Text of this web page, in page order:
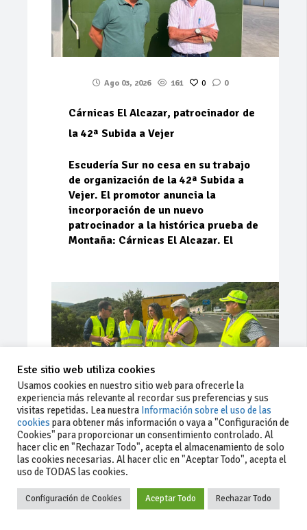
Ago 03, 2026 161 0 0
Cárnicas El Alcazar, patrocinador de
la 42ª Subida a Vejer
Escudería Sur no cesa en su trabajo
de organización de la 42ª Subida a
Vejer. El promotor anuncia la
incorporación de un nuevo
patrocinador a la histórica prueba de
Montaña: Cárnicas El Alcazar. El
Ago 03, 2026 81 0 0
La Junta implementa mejoras en la
A381 por Los Barrios
Este sitio web utiliza cookies
Usamos cookies en nuestro sitio web para ofrecerle la
experiencia más relevante al recordar sus preferencias y sus
visitas repetidas. Lea nuestra Información sobre el uso de las
cookies para obtener más información o vaya a "Configuración de
Cookies" para proporcionar un consentimiento controlado. Al
hacer clic en "Rechazar Todo", acepta el almacenamiento de solo
las cookies necesarias. Al hacer clic en "Aceptar Todo", acepta el
uso de TODAS las cookies.
Configuración de Cookies Aceptar Todo Rechazar Todo